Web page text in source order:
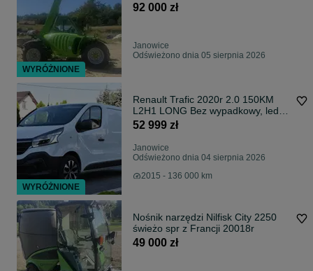
92 000 zł
Janowice
Odświeżono dnia 05 sierpnia 2026
Renault Trafic 2020r 2.0 150KM
L2H1 LONG Bez wypadkowy, ledy,
zadbany, PRYWATNY
52 999 zł
Janowice
Odświeżono dnia 04 sierpnia 2026
2015 - 136 000 km
Nośnik narzędzi Nilfisk City 2250
świeżo spr z Francji 20018r
49 000 zł
WYRÓŻNIONE
WYRÓŻNIONE